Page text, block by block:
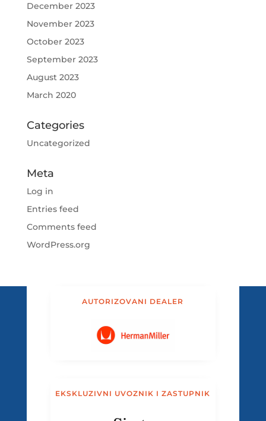
December 2023
November 2023
October 2023
September 2023
August 2023
March 2020
Categories
Uncategorized
Meta
Log in
Entries feed
Comments feed
WordPress.org
AUTORIZOVANI DEALER
EKSKLUZIVNI UVOZNIK I ZASTUPNIK